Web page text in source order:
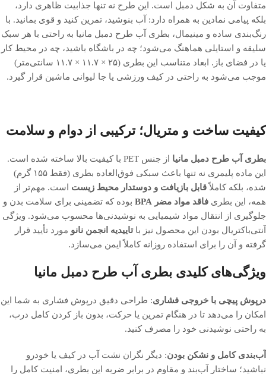
متفاوت آن به شکل دمبل است. این طرح نه تنها جذابیت ظاهری دارد،
بلکه پیامی نمادین به همراه دارد: آب بنوشید، تمرین کنید و قوی بمانید. با
رنگ‌بندی ساده و مینیمال، بطری آب طرح دمبل مانیا به راحتی با هر سبک
سلیقه و استایلی هماهنگ می‌شود؛ چه در باشگاه باشید، چه در محیط کار
یا در فضای باز. ابعاد متناسب این بطری (۲۵ × ۱۱.۷ × ۱۱.۷ سانتی‌متر)
موجب می‌شود به راحتی در کیف ورزشی یا جا لیوانی ماشین قرار گیرد.
کیفیت ساخت و متریال؛ ترکیبی از دوام و سلامت
بطری آب طرح دمبل مانیا
از جنس PET با کیفیت بالا ساخته شده است.
این ماده پلیمری نه تنها باعث سبکی فوق‌العاده بطری (فقط ۱۵۵ گرم)
شده، بلکه کاملاً قابل بازیافت و دوستدار محیط زیست است. مهم‌تر از
همه، این بطری فاقد مواد مضر BPA
بوده که تضمینی برای سلامت بدن و
جلوگیری از انتقال مواد شیمیایی به نوشیدنی‌ها محسوب می‌شود. ویژگی
آنتی‌باکتریال بودن این محصول نیز باتاییدیه انجمن نانو مورد تأیید قرار
گرفته و آن را برای استفاده روزانه کاملاً ایمن می‌سازد.
ویژگی‌های کلیدی بطری آب طرح دمبل مانیا
درپوش پیچی با خروجی فشاری: طراحی دقیق درپوش فشاری به شما این
امکان را می‌دهد تا در هنگام تمرین یا حرکت، بدون باز کردن کامل درب،
به راحتی نوشیدنی خود را مصرف کنید.
آب‌بندی کامل و نشکن بودن: دیگر نگران نشت آب در کیف یا خودرو
نباشید؛ ساختار آب‌بند و مقاوم در برابر ضربه این بطری، امنیت کامل را